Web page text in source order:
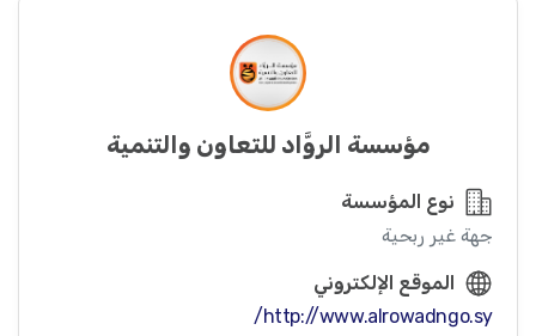
مؤسسة الروَّاد للتعاون والتنمية
نوع المؤسسة
جهة غير ربحية
الموقع الإلكتروني
http://www.alrowadngo.sy/